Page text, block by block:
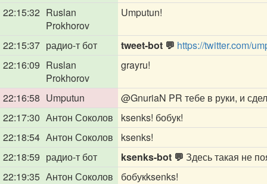
22:15:32 Ruslan
Prokhorov
Umputun!
22:15:37 радио-т бот tweet-bot 💬 https://twitter.com/
22:16:09 Ruslan
Prokhorov
grayru!
22:16:58 Umputun @GnuriaN PR тебе в руки, и
22:17:30 Антон Соколов
ksenks! бобук!
22:18:54 Антон Соколов
ksenks!
22:18:59 радио-т бот ksenks-bot 💬 Здесь такая не
22:19:35 Антон Соколов
бобукksenks!